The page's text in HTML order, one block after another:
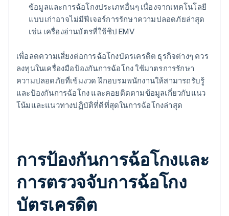
ข้อมูลและการฉ้อโกงประเภทอื่นๆ เนื่องจากเทคโนโลยี
แบบเก่าอาจไม่มีฟีเจอร์การรักษาความปลอดภัยล่าสุด
เช่น เครื่องอ่านบัตรที่ใช้ชิป EMV
เพื่อลดความเสี่ยงต่อการฉ้อโกงบัตรเครดิต ธุรกิจต่างๆ ควร
ลงทุนในเครื่องมือป้องกันการฉ้อโกง ใช้มาตรการรักษา
ความปลอดภัยที่เข้มงวด ฝึกอบรมพนักงานให้สามารถรับรู้
และป้องกันการฉ้อโกง และคอยติดตามข้อมูลเกี่ยวกับแนว
โน้มและแนวทางปฏิบัติที่ดีที่สุดในการฉ้อโกงล่าสุด
การป้องกันการฉ้อโกงและ
การตรวจจับการฉ้อโกง
บัตรเครดิต